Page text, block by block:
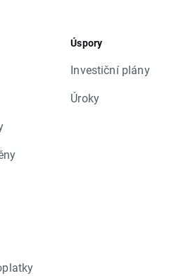
Úspory
Investiční plány
Úroky